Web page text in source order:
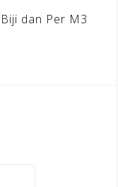
dan Per M3